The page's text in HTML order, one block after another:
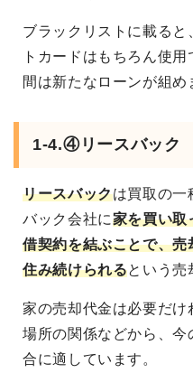
ブラックリストに載る
トカードはもちろん使
間は新たなローンが組め
1-4.④リースバック
リースバックは買取の一
バック会社に家を買い取
借契約を結ぶことで、
住み続けられるという売
家の売却代金は必要だ
場所の関係などから、
合に適しています。